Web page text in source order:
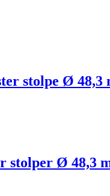
stolpe Ø 48,3
stolper Ø 48,3